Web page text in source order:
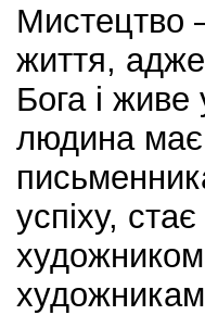
Мистецтво
життя,
Бога і
людина має
успіху,